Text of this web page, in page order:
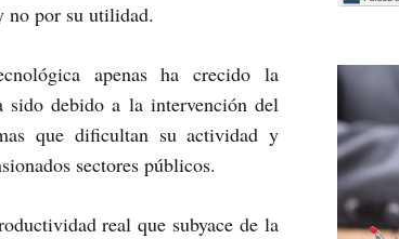
no por su utilidad.
apenas ha crecido la
debido a la intervención del
que dificultan su actividad y
sectores públicos.
real que subyace de la